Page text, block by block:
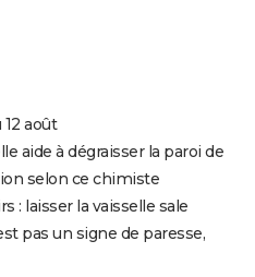
août
aide à dégraisser la paroi de
selon ce chimiste
: laisser la vaisselle sale
pas un signe de paresse,